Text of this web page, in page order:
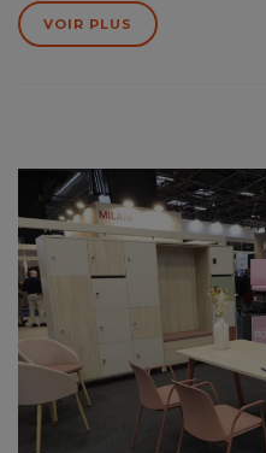
VOIR PLUS